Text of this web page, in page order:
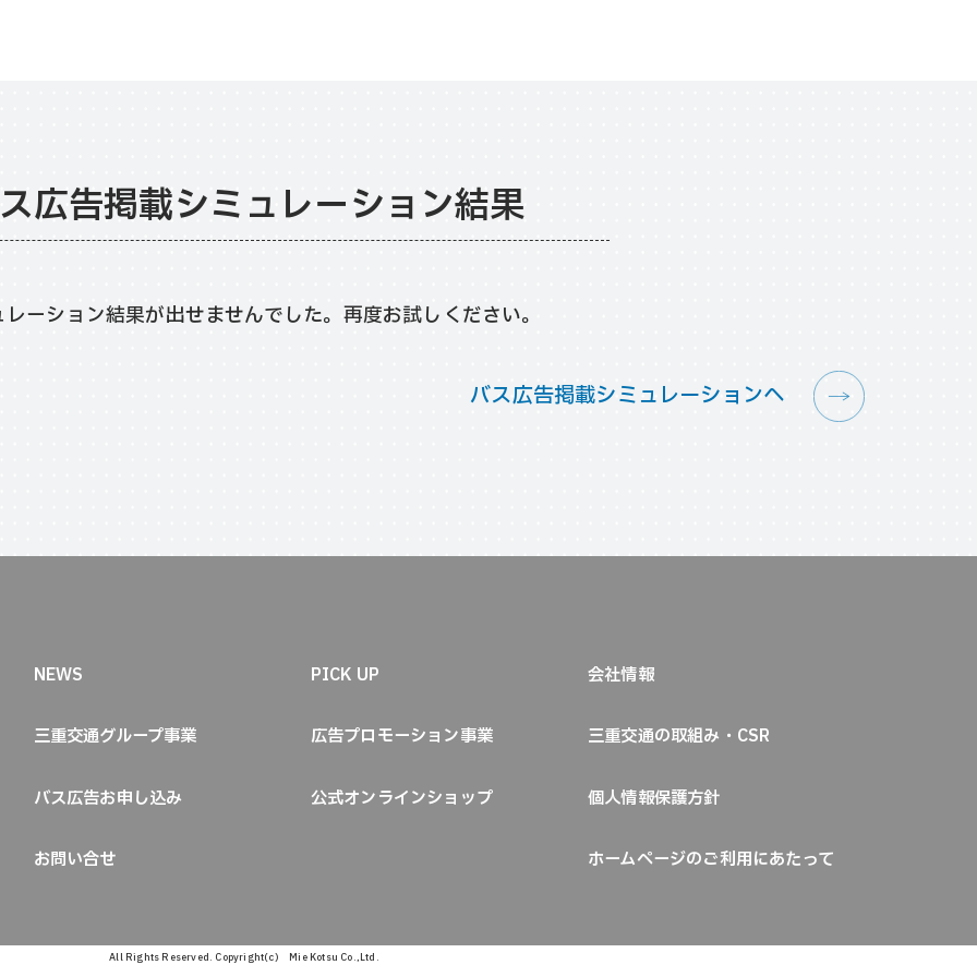
広告掲載シミュレーション結果
ーション結果が出せませんでした。再度お試しください。
バス広告掲載シミュレーションへ
NEWS PICK UP 会社情報
三重交通グループ事業 広告プロモーション事業 三重交通の取組み・CSR
バス広告お申し込み 公式オンラインショップ 個人情報保護方針
お問い合せ ホームページのご利用にあたって
All Rights Reserved. Copyright(c) Mie Kotsu Co.,Ltd.